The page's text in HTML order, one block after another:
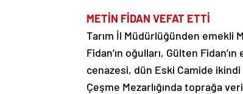
METİN FİDAN VEFAT ETTİ
Tarım İl Müdürlüğünden emekli
Fidan’ın oğulları, Gülten
cenazesi, dün Eski Camide ikindi
Çeşme Mezarlığında toprağa